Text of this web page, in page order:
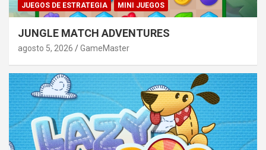
JUEGOS DE ESTRATEGIA MINI JUEGOS
JUNGLE MATCH ADVENTURES
agosto 5, 2026 GameMaster